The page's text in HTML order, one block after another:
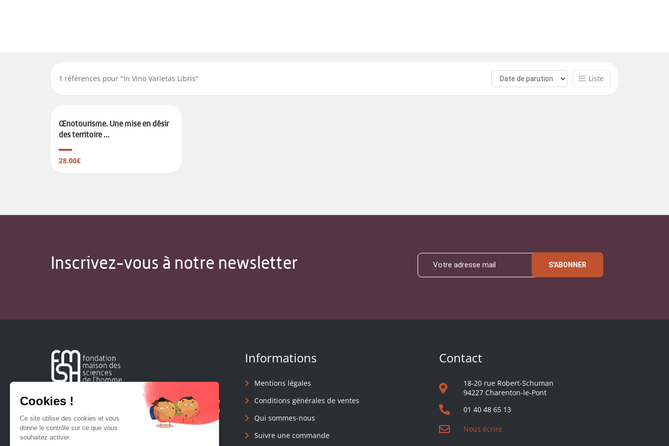
1 références pour "In Vino Varietas Libris" Liste
Œnotourisme. Une mise en désir
des territoire ...
28.00€
Inscrivez-vous à notre newsletter S'ABONNER
Créée en 1963, la Fondation Maison Sciences de l'Homme
soutient la recherche et la diffusion des connaissances en
sciences humaines et sociales.
Informations
Mentions légales
Conditions générales de ventes
Qui sommes-nous
Suivre une commande
Contact
18-20 rue Robert-Schuman
94227 Charenton-le-Pont
01 40 48 65 13
Nous écrire